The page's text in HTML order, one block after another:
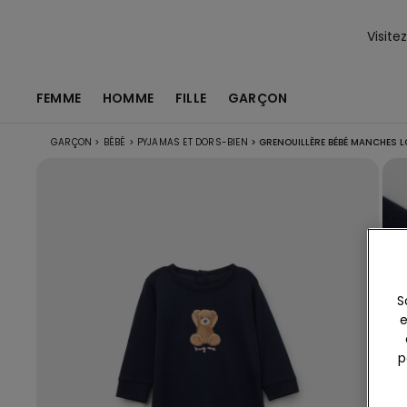
FEMME HOMME FILLE GARÇON
GARÇON > BÉBÉ > PYJAMAS ET DORS-BIEN > GRENOUILLÈRE BÉBÉ